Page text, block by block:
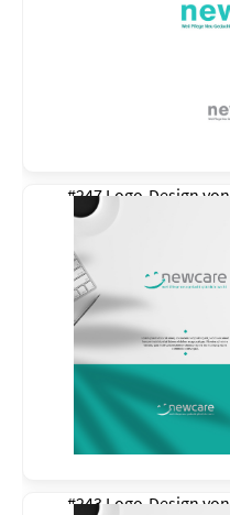
#247 Logo-Design von
#243 Logo-Design von